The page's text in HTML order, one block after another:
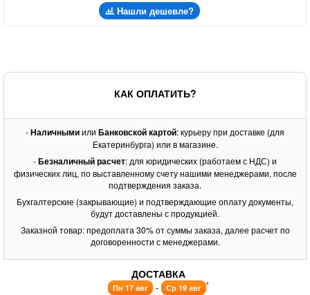
Нашли дешевле?
КАК ОПЛАТИТЬ?
-Наличнымиили Банковской картой: курьеру при доставке (для
Екатеринбурга) или в магазине.
-Безналичный расчет: для юридических (работаем с НДС) и
физических лиц, по выставленному счету нашими менеджерами, после
подтверждения заказа.
Бухгалтерские (закрывающие) и подтверждающие оплату документы,
будут доставлены с продукцией.
Заказной товар: предоплата 30% от суммы заказа, далее расчет по
договоренности с менеджерами.
ДОСТАВКА
Пн 17 авг - Ср 19 авг *